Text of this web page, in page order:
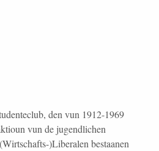
den vun 1912-1969
vun de jugendlichen
)Liberalen bestaanen